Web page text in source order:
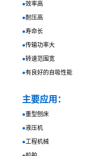
●效率高
●耐压高
●寿命长
●传输功率大
●转速范围宽
●有良好的自吸性能
主要应用：
●重型刨床
●液压机
●工程机械